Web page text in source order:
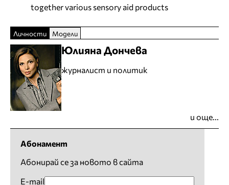
together various sensory aid products
Личности Модели
Юлияна Дончева
журналист и политик
и още...
Абонамент
Абонирай се за новото в сайта
E-mail